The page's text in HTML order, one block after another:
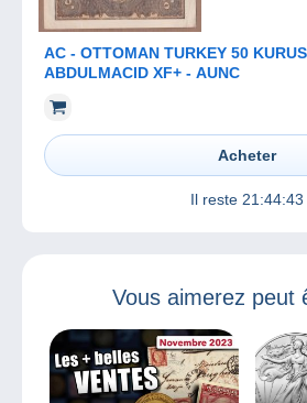
AC - OTTOMAN TURKEY 50
ABDULMACID XF+ - AUNC
Acheter
Il reste 21:44:43
Vous aimerez peut